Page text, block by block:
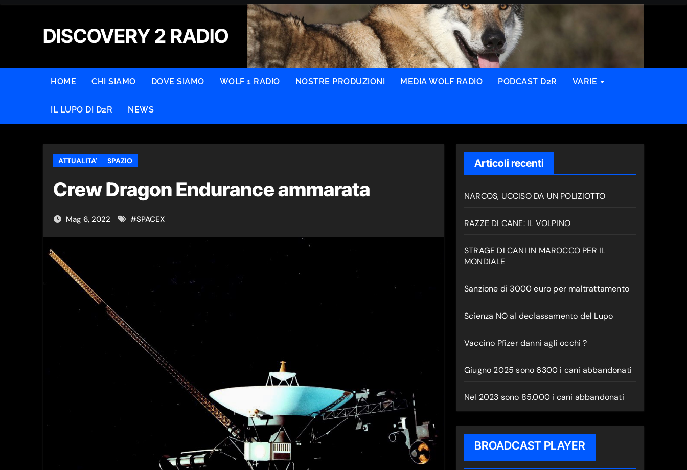
DISCOVERY 2 RADIO
HOME CHI SIAMO DOVE SIAMO WOLF 1 RADIO NOSTRE PRODUZIONI MEDIA WOLF RADIO PODCAST D2R VARIE
IL LUPO DI D2R NEWS
ATTUALITA' SPAZIO
Crew Dragon Endurance ammarata
Mag 6, 2022 #SPACEX
Articoli recenti
NARCOS, UCCISO DA UN POLIZIOTTO
RAZZE DI CANE: IL VOLPINO
STRAGE DI CANI IN MAROCCO PER IL
MONDIALE
Sanzione di 3000 euro per maltrattamento
Scienza NO al declassamento del Lupo
Vaccino Pfizer danni agli occhi ?
Giugno 2025 sono 6300 i cani abbandonati
Nel 2023 sono 85.000 i cani abbandonati
BROADCAST PLAYER